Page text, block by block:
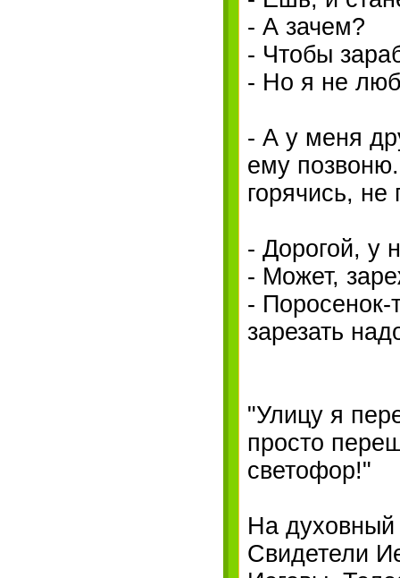
- А зачем?
- Чтобы
- Но я не
- А у меня
ему
горячись,
- Дорогой, у
- Может,
- Поросенок-
зарезать
"Улицу я
просто
светофор!"
На
Свидетели